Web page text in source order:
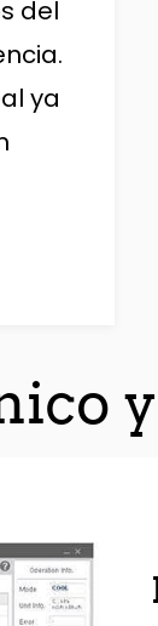
del
ya